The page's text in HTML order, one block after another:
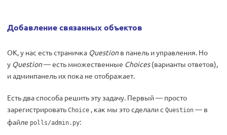
Добавление связанных объектов
ОК, у нас есть страничка Questionв панель и управления. Но
у Question— есть множественные Choices(варианты ответов),
и админпанель их пока не отображает.
Есть два способа решить эту задачу. Первый — просто
зарегистрировать Choice , как мы это сделали с Question — в
файле polls/admin.py: